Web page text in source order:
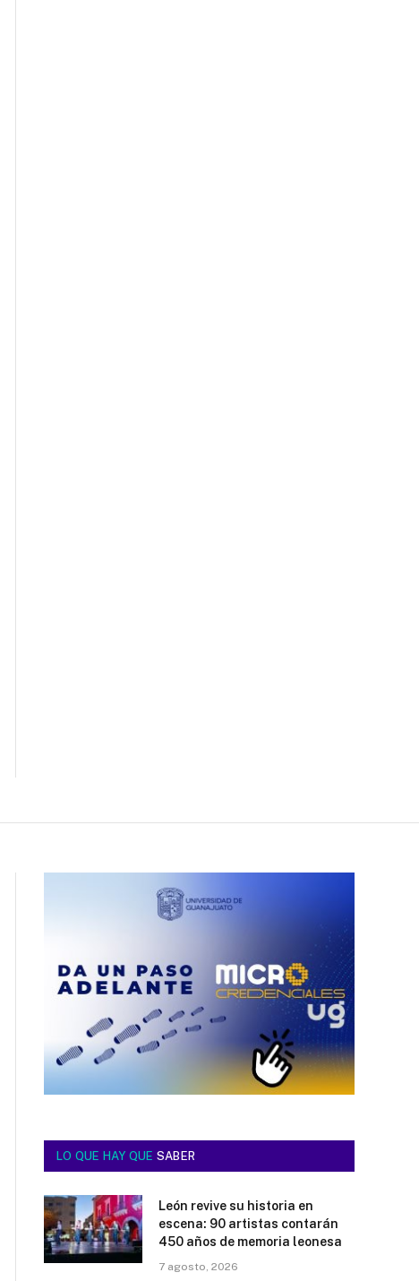
LO QUE HAY QUE SABER
León revive su historia en
escena: 90 artistas contarán
450 años de memoria leonesa
7 agosto, 2026